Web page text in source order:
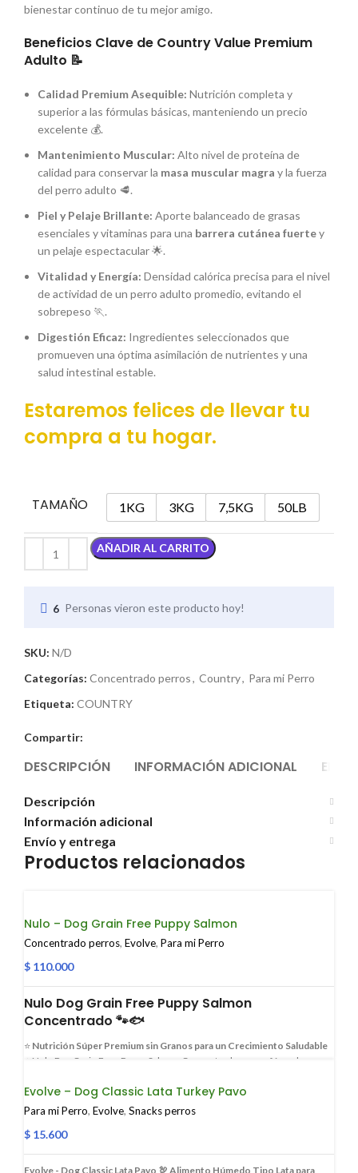
bienestar continuo de tu mejor amigo.
Beneficios Clave de Country Value Premium
Adulto 📝
Calidad Premium Asequible: Nutrición completa y
superior a las fórmulas básicas, manteniendo un precio
excelente 💰.
Mantenimiento Muscular: Alto nivel de proteína de
calidad para conservar la masa muscular magra y la fuerza
del perro adulto 🥩.
Piel y Pelaje Brillante: Aporte balanceado de grasas
esenciales y vitaminas para una barrera cutánea fuertey
un pelaje espectacular 🌟.
Vitalidad y Energía: Densidad calórica precisa para el nivel
de actividad de un perro adulto promedio, evitando el
sobrepeso 🏃.
Digestión Eficaz: Ingredientes seleccionados que
promueven una óptima asimilación de nutrientes y una
salud intestinal estable.
Estaremos felices de llevar tu
compra a tu hogar.
TAMAÑO 1KG 3KG 7,5KG 50LB
AÑADIR AL CARRITO
6 Personas vieron este producto hoy!
SKU: N/D
Categorías: Concentrado perros, Country, Para mi Perro
Etiqueta: COUNTRY
Compartir:
DESCRIPCIÓN INFORMACIÓN ADICIONAL
Descripción
Información adicional
Envío y entrega
Productos relacionados
Nulo – Dog Grain Free Puppy Salmon
Concentrado perros, Evolve, Para mi Perro
$ 110.000
Nulo Dog Grain Free Puppy Salmon
Concentrado 🐾🐟
⭐ Nutrición Súper Premium sin Granos para un Crecimiento Saludable
⭐ Nulo Dog Grain Free Puppy Salmon Concentrado es una fórmula con
necesidades nutricionales únicas de tu cachorro. Con salmón y bacalao
como primeros ingredientes, este alimento es rico en aminoácidos
Omega-3 para el desarrollo cognitivo y el mantenimiento de una piel
sana y un pelaje brillante. Su fórmula sin cereales es ideal para una
digestión óptima, asegurando que tu mejor amigo disfrute de un
Evolve – Dog Classic Lata Turkey Pavo
Para mi Perro, Evolve, Snacks perros
$ 15.600
Evolve - Dog Classic Lata Pavo 🦃 Alimento Húmedo Tipo Lata para